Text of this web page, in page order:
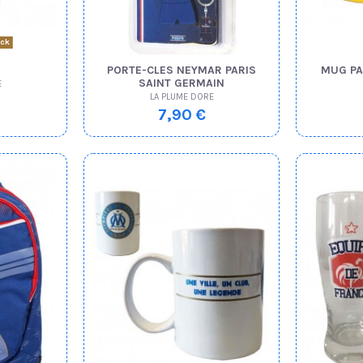
PORTE-CLES NEYMAR PARIS
SAINT GERMAIN
LA PLUME DORE
7,90 €
MUG